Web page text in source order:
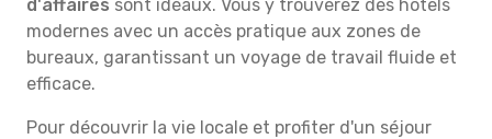
d'affaires sont idéaux. Vous y trouverez des hôtels
modernes avec un accès pratique aux zones de
bureaux, garantissant un voyage de travail fluide et
efficace.
Pour découvrir la vie locale et profiter d'un séjour